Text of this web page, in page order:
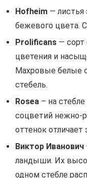
Hofheim — листья
бежевого цвета.
Prolificans — сорт
цветения и
Махровые белые
стебель.
Rosea – на
соцветий нежно-
оттенок отличает
Виктор Иванович
ландыши. Их
одном стебле